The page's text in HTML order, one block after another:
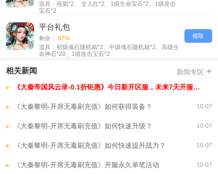
道具：燕脂*2、 女儿红*2、1级生命宝石*2、1级攻击
宝石*2
领取
平台礼包
剩余： 97%
道具：初级魂石随机箱*2、中级魂石随机箱*2、高级生
命神石*20、1级攻击宝石*2
相关新闻 新闻专区 +
《大秦帝国风云录-0.1折钜惠》今日新开区服，未来7天开服安排，已开区服
《大秦黎明-开席无毒刷充值》如何获得装备？ 10-07
《大秦黎明-开席无毒刷充值》如何快速升级？ 10-07
《大秦黎明-开席无毒刷充值》如何快速提升战力？ 10-07
《大秦黎明-开席无毒刷充值》开服永久单笔活动 10-07